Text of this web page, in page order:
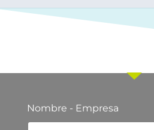
Ponte en
Nombre - Empresa